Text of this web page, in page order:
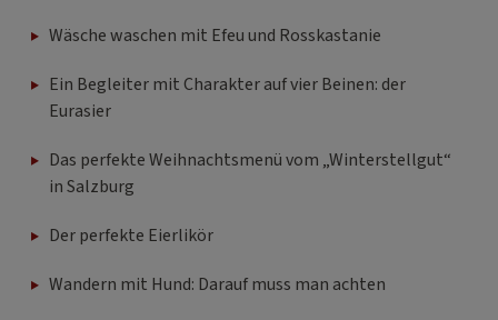
Wäsche waschen mit Efeu und Rosskastanie
Ein Begleiter mit Charakter auf vier Beinen: der
Eurasier
Das perfekte Weihnachtsmenü vom „Winterstellgut“
in Salzburg
Der perfekte Eierlikör
Wandern mit Hund: Darauf muss man achten